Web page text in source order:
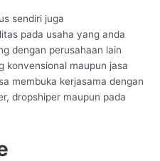
sendiri juga
pada usaha yang anda
dengan perusahaan lain
konvensional maupun jasa
membuka kerjasama dengan
dropshiper maupun pada